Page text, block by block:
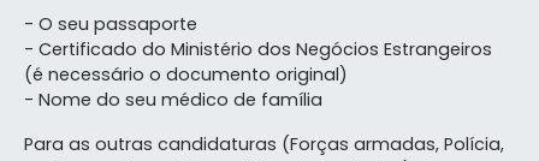
- O seu passaporte
- Certificado do Ministério dos Negócios Estrangeiros
(é necessário o documento original)
- Nome do seu médico de família
Para as outras candidaturas (Forças armadas, Polícia,